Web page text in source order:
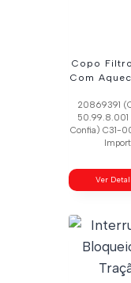
Copo
Com
20869391
50.99.8.001
Confia) C31-
Ver